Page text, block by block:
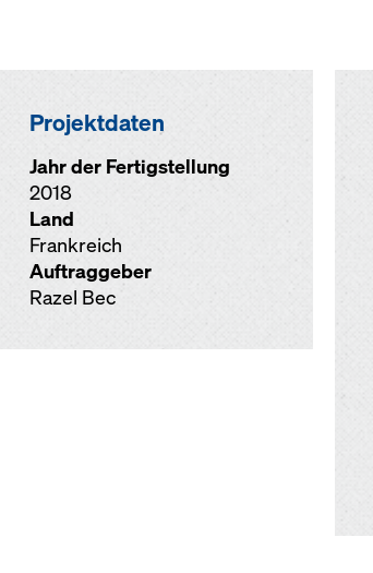
Projektdaten
Jahr der Fertigstellung
2018
Land
Frankreich
Auftraggeber
Razel Bec